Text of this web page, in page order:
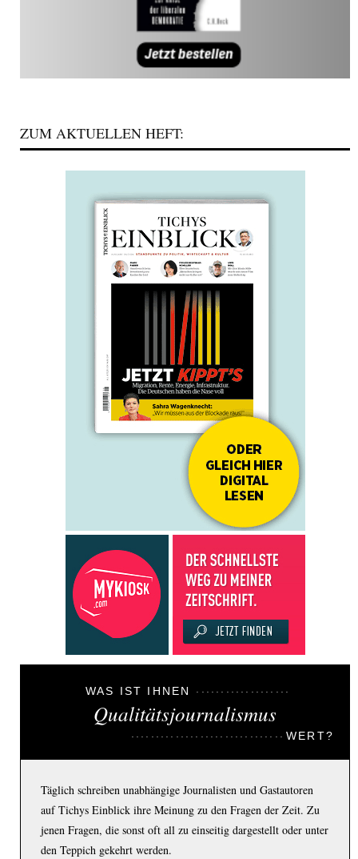
ZUM AKTUELLEN HEFT:
WAS IST IHNEN
Qualitätsjournalismus
WERT?
Täglich schreiben unabhängige Journalisten und Gastautoren
auf Tichys Einblick ihre Meinung zu den Fragen der Zeit. Zu
jenen Fragen, die sonst oft all zu einseitig dargestellt oder unter
den Teppich gekehrt werden.